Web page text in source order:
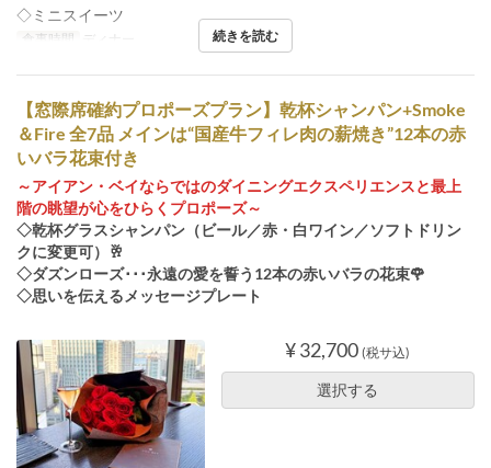
◇ミニスイーツ
食事時間 ディナー 続きを読む
【窓際席確約プロポーズプラン】乾杯シャンパン+Smoke
＆Fire 全7品 メインは“国産牛フィレ肉の薪焼き”12本の赤
いバラ花束付き
～アイアン・ベイならではのダイニングエクスペリエンスと最上
階の眺望が心をひらくプロポーズ～
◇乾杯グラスシャンパン（ビール／赤・白ワイン／ソフトドリン
クに変更可）🥂
◇ダズンローズ･･･永遠の愛を誓う12本の赤いバラの花束🌹
◇思いを伝えるメッセージプレート
¥ 32,700 (税サ込)
選択する